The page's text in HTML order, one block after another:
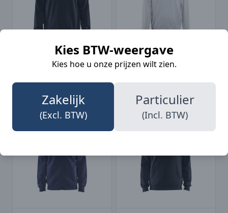
Kies BTW-weergave
Kies hoe u onze prijzen wilt zien.
Zakelijk
(Excl. BTW)
Particulier
(Incl. BTW)
3585 Sweatshirt